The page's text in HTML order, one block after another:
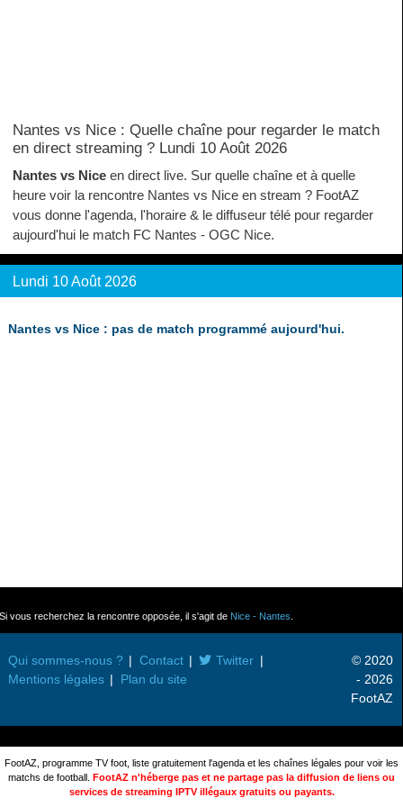
Nantes vs Nice : Quelle chaîne pour regarder le match
en direct streaming ? Lundi 10 Août 2026
Nantes vs Nice en direct live. Sur quelle chaîne et à quelle
heure voir la rencontre Nantes vs Nice en stream ? FootAZ
vous donne l'agenda, l'horaire & le diffuseur télé pour regarder
aujourd'hui le match FC Nantes - OGC Nice.
Lundi 10 Août 2026
Nantes vs Nice : pas de match programmé aujourd'hui.
Si vous recherchez la rencontre opposée, il s'agit de Nice - Nantes
Qui sommes-nous ? Contact
Twitter
Mentions légales
Plan du site
© 2020
- 2026
FootAZ
FootAZ, programme TV foot, liste gratuitement l'agenda et les chaînes légales pour voir les
matchs de football. FootAZ n'héberge pas et ne partage pas la diffusion de liens ou
services de streaming IPTV illégaux gratuits ou payants.